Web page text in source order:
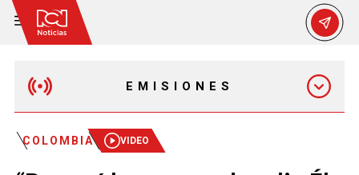
EMISIONES
MAÑANA EXPRESS
COLOMBIA VIDEO